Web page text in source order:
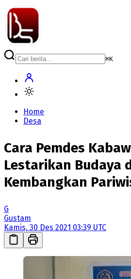
⌘K
Home
Desa
Cara Pemdes
Lestarikan Budaya
Kembangkan
G
Gustam
Kamis, 30 Des 2021 03:39 UTC